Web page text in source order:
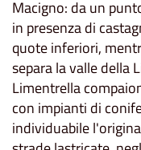
Macigno: da un
in presenza di
quote inferiori,
separa la valle della
Limentrella
con impianti di
individuabile